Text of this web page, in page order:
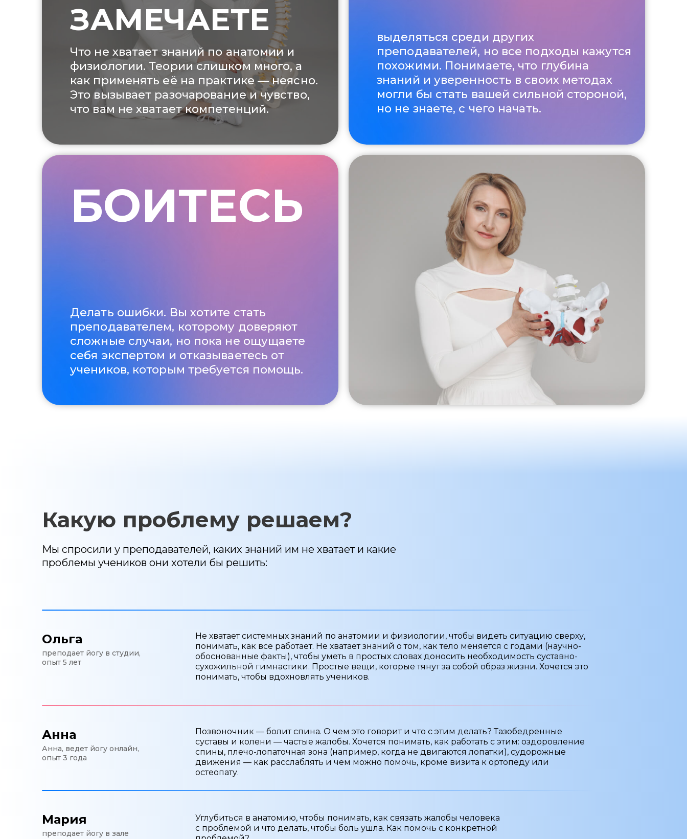
Делать ошибки. Вы хотите стать
преподавателем, которому доверяют
сложные случаи, но пока не ощущаете
себя экспертом и отказываетесь от
учеников, которым требуется помощь.
БОИТЕСЬ
выделяться среди других
преподавателей, но все подходы кажутся
похожими. Понимаете, что глубина
знаний и уверенность в своих методах
могл и бы стать вашей сильной стороной,
но не знаете, с чего начать.
Что не хватае т знаний по анатомии и
физиологии. Теории слишком много, а
как применять её на практике — неясно.
Это вызывает разочарование и чувство,
что вам не хватает компетенций.
ЗАМЕЧАЕТЕ
Какую проблему решаем?
Ольга
преподает йогу в студии,
опыт 5 лет
Не хватает системных знаний по анатомии и физиологии, чтобы видеть ситуацию сверху,
понимать, как все работает. Не хватает знаний о том, как тело меняется с годами (научно-
обоснованные факты), чтобы уметь в простых словах доносить необходимость суставно-
сухожильной гимнастики. Простые вещи, которые тянут за собой образ жизни. Хочется это
понимать, чтобы вдохновлять учеников.
Анна
Анна, ведет йогу онлайн,
опыт 3 года
Позвоночник — болит спина. О чем это говорит и что с этим делать? Тазобедренные
суставы и колени — частые жалобы. Хочется понимать, как работать с этим: оздоровление
спины, плечо-лопаточная зона (например, когда не двигаются лопатки), судорожные
движения — как расслаблять и чем можно помочь, кроме визита к ортопеду или
остеопату.
Мария
преподает йогу в зале
Углубиться в анатомию, чтобы понимать, как связать жалобы человека
с проблемой и что делать, чтобы боль ушла. Как помочь с конкретной
Мы спросили у преподавателей, каких знаний им не хватает и какие
проблемы учеников они хотели бы решить: